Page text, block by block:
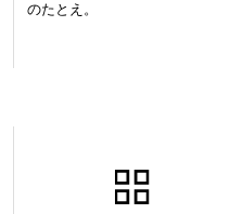
のたとえ。